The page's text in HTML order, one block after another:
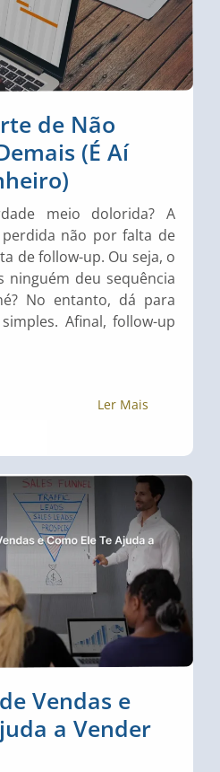
de Não
(É Aí
meio dolorida? A
não por falta de
de follow-up. Ou seja, o
ninguém deu sequência
No entanto, dá para
Afinal, follow-up
Ler Mais
Vendas e
a Vender